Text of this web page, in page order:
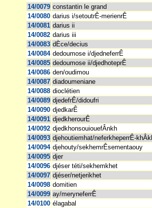
14/0079 constantin le grand
14/0080 darius i/setoutrÊ-merienrÊ
14/0081 darius ii
14/0082 darius iii
14/0083 dÈce/decius
14/0084 dedoumose i/djedneferrÊ
14/0085 dedoumose ii/djedhoteprÊ
14/0086 den/oudimou
14/0087 diadoumeniane
14/0088 dioclétien
14/0089 djedefrÊ/didoufri
14/0090 djedkarÊ
14/0091 djedkherourÊ
14/0092 djedkhonsouiouefÂnkh
14/0093 djehoutiemhat/neferkheperrÊ-
14/0094 djehouty/sekhemrÊsementaouy
14/0095 djer
14/0096 djéser téti/sekhemkhet
14/0097 djéser/netjerikhet
14/0098 domitien
14/0099 ay/meryneferrÊ
14/0100 élagabal